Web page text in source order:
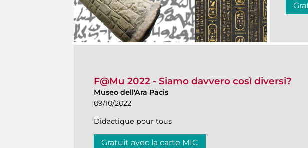
F@Mu 2022 - Siamo davvero così diversi?
Museo dell'Ara Pacis
09/10/2022
Didactique pour tous
Gratuit avec la carte MIC